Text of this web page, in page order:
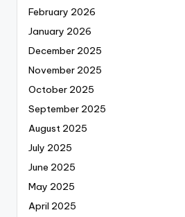
February 2026
January 2026
December 2025
November 2025
October 2025
September 2025
August 2025
July 2025
June 2025
May 2025
April 2025